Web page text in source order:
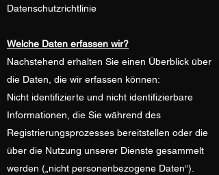
Datenschutzrichtlinie
Welche Daten erfassen wir?
Nachstehend erhalten Sie einen Überblick über
die Daten, die wir erfassen können:
Nicht identifizierte und nicht identifizierbare
Informationen, die Sie während des
Registrierungsprozesses bereitstellen oder die
über die Nutzung unserer Dienste gesammelt
werden („nicht personenbezogene Daten“).